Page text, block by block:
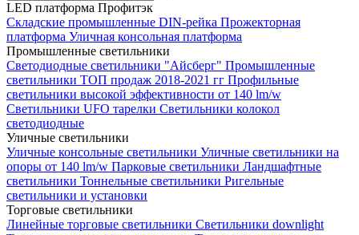
LED платформа Профитэк
Складские промышленные DIN-рейка Прожекторная
платформа Уличная консольная платформа
Промышленные светильники
Светодиодные светильники "Айсберг" Промышленные
светильники ТОП продаж 2018-2021 гг Профильные
светильники высокой эффективности от 140 lm/w
Светильники UFO тарелки Светильники колокол
светодиодные
Уличные светильники
Уличные консольные светильники Уличные светильники на
опоры от 140 lm/w Парковые светильники Ландшафтные
светильники Тоннельные светильники Ригельные
светильники и установки
Торговые светильники
Линейные торговые светильники Светильники downlight